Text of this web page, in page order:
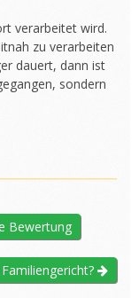
verarbeitet wird.
zu verarbeiten
dauert, dann ist
sondern
Bewertung